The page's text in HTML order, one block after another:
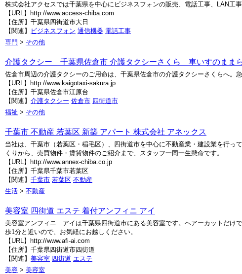
株式会社アクセスでは千葉県を中心にビジネスフォンの販売、電話工事、LAN工
【URL】http://www.access-chiba.com
【住所】千葉県四街道市大日
【関連】
ビジネスフォン 通信機器 電話工事
専門 > その他
介護タクシー 千葉県佐倉市 介護タクシーさくら 車いすのまま
佐倉市周辺の介護タクシーのご用命は、千葉県佐倉市の介護タクシーさくらへ。
【URL】http://www.kaigotaxi-sakura.jp
【住所】千葉県佐倉市江原台
【関連】 介護タクシー 佐倉市 四街道市
福祉 > その他
千葉市 不動産 若葉区 新築 アパート 株式会社 アネックス
当社は、千葉市（若葉区・稲毛区）、四街道市を中心に不動産業・建設業を行
くりから、売買物件・賃貸物件のご紹介まで、スタッフ一同一生懸命です。
【URL】http://www.annex-chiba.co.jp
【住所】千葉県千葉市若葉区
【関連】 千葉市 若葉区 不動産
生活 > 不動産
美容室 四街道 エステ 着付アンフィニ アイ
美容室アンフィニ アイは千葉県四街道市にある美容室です。ヘアーカットだけ
歩1分と近いので、お気軽にお越しください。
【URL】http://www.afi-ai.com
【住所】千葉県四街道市四街道
【関連】 美容室 四街道 エステ
美容 > 美容室